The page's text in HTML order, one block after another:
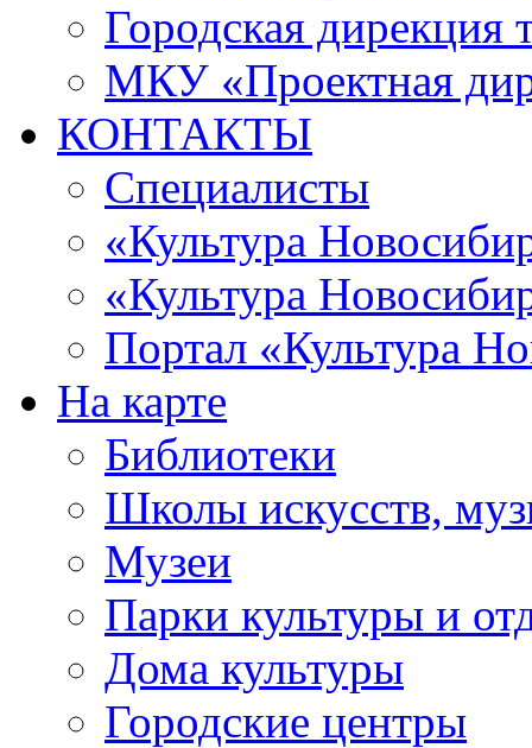
Городская дирекция
МКУ «Проектная
КОНТАКТЫ
Специалисты
«Культура
«Культура
Портал «Культура
На карте
Библиотеки
Школы искусств,
Музеи
Парки культуры и
Дома культуры
Городские центры